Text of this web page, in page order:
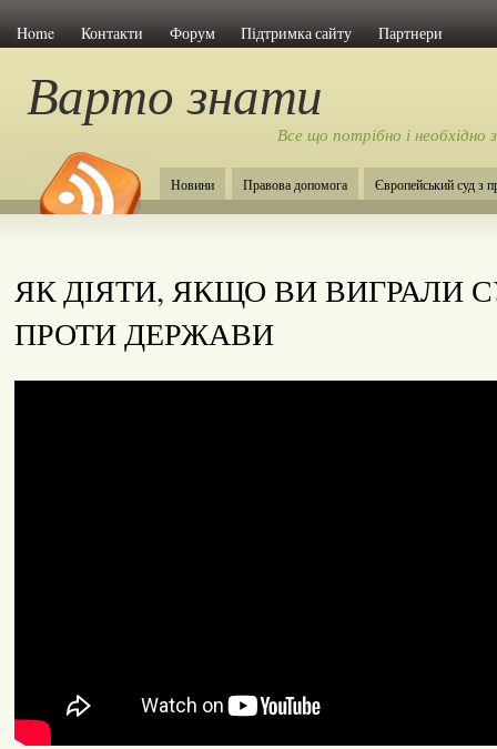
Home Контакти Форум Підтримка сайту Партнери
Варто знати
Все що потрібно і
Новини Правова допомога Європейський суд з
ЯК ДІЯТИ, ЯКЩО ВИ ВИГРАЛИ
ПРОТИ ДЕРЖАВИ